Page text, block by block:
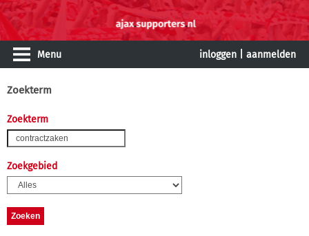
Menu inloggen aanmelden
Zoekterm
Zoekterm
Zoekgebied